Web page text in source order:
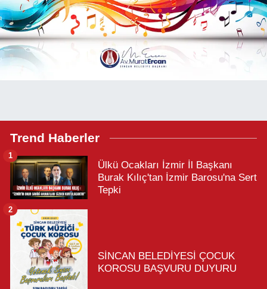
Trend Haberler
Ülkü Ocakları İzmir İl Başkanı
Burak Kılıç'tan İzmir Barosu'na Sert
Tepki
1
SİNCAN BELEDİYESİ ÇOCUK
KOROSU BAŞVURU DUYURU
2